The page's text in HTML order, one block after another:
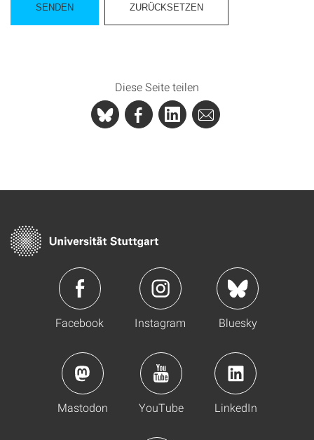
Diese Seite teilen
Facebook Instagram Bluesky
Mastodon YouTube LinkedIn